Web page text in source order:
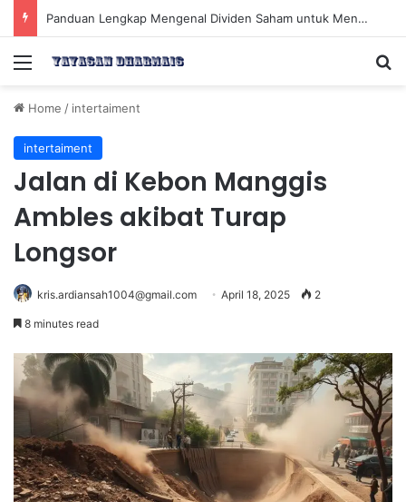
Panduan Lengkap Mengenal Dividen Saham untuk Mendapatkan Pasif Income Setiap Tahun
Menu
Home / intertaiment
intertaiment
Jalan di Kebon Manggis
Ambles akibat Turap
Longsor
kris.ardiansah1004@gmail.com April 18, 2025 2
8 minutes read